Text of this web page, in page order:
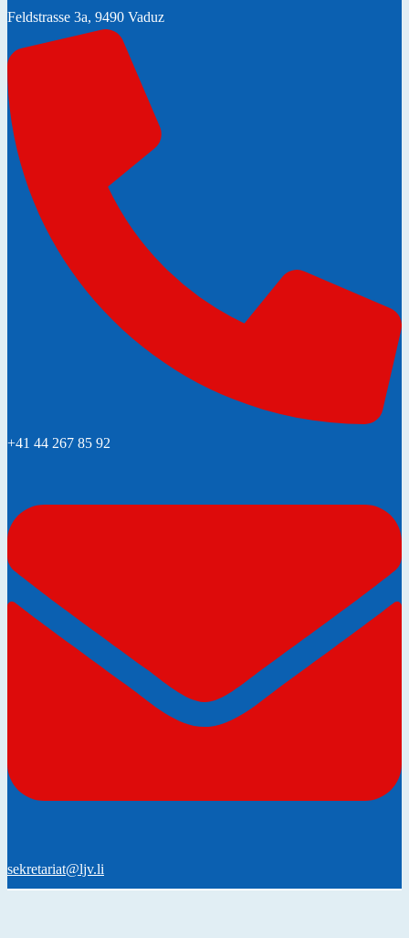
Feldstrasse 3a, 9490 Vaduz
+41 44 267 85 92
sekretariat@ljv.li